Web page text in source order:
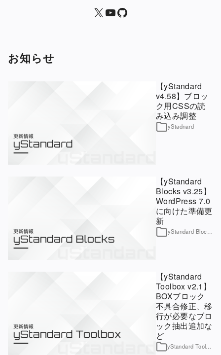
X yStandard 公式YouTubeチャンネルyStandard
お知らせ
【yStandard
v4.58】ブロッ
ク用CSSの読
み込み調整
yStadnard
【yStandard
Blocks v3.25】
WordPress 7.0
に向けた準備更
新
yStandard Blocks
【yStandard
Toolbox v2.1】
BOXブロック
不具合修正、移
行が必要なブロ
ック抽出追加な
ど
yStandard Toolbox